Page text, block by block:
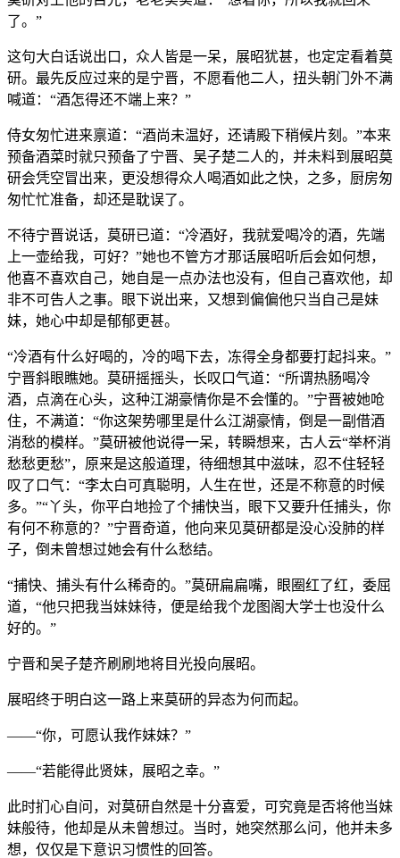
了。”
这句大白话说出口，众人皆是一呆，展昭犹甚，也定定看着莫
研。最先反应过来的是宁晋，不愿看他二人，扭头朝门外不满
喊道：“酒怎得还不端上来？”
侍女匆忙进来禀道：“酒尚未温好，还请殿下稍候片刻。”本来
预备酒菜时就只预备了宁晋、吴子楚二人的，并未料到展昭莫
研会凭空冒出来，更没想得众人喝酒如此之快，之多，厨房匆
匆忙忙准备，却还是耽误了。
不待宁晋说话，莫研已道：“冷酒好，我就爱喝冷的酒，先端
上一壶给我，可好？”她也不管方才那话展昭听后会如何想，
他喜不喜欢自己，她自是一点办法也没有，但自己喜欢他，却
非不可告人之事。眼下说出来，又想到偏偏他只当自己是妹
妹，她心中却是郁郁更甚。
“冷酒有什么好喝的，冷的喝下去，冻得全身都要打起抖来。”
宁晋斜眼瞧她。莫研摇摇头，长叹口气道：“所谓热肠喝冷
酒，点滴在心头，这种江湖豪情你是不会懂的。”宁晋被她呛
住，不满道：“你这架势哪里是什么江湖豪情，倒是一副借酒
消愁的模样。”莫研被他说得一呆，转瞬想来，古人云“举杯消
愁愁更愁”，原来是这般道理，待细想其中滋味，忍不住轻轻
叹了口气：“李太白可真聪明，人生在世，还是不称意的时候
多。”“丫头，你平白地捡了个捕快当，眼下又要升任捕头，你
有何不称意的？”宁晋奇道，他向来见莫研都是没心没肺的样
子，倒未曾想过她会有什么愁结。
“捕快、捕头有什么稀奇的。”莫研扁扁嘴，眼圈红了红，委屈
道，“他只把我当妹妹待，便是给我个龙图阁大学士也没什么
好的。”
宁晋和吴子楚齐刷刷地将目光投向展昭。
展昭终于明白这一路上来莫研的异态为何而起。
——“你，可愿认我作妹妹？”
——“若能得此贤妹，展昭之幸。”
此时扪心自问，对莫研自然是十分喜爱，可究竟是否将他当妹
妹般待，他却是从未曾想过。当时，她突然那么问，他并未多
想，仅仅是下意识习惯性的回答。